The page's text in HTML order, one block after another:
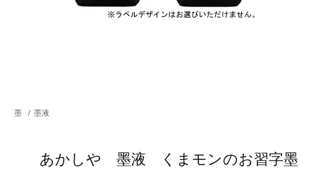
墨 / 墨液
あかしや 墨液 くまモンのお習字墨